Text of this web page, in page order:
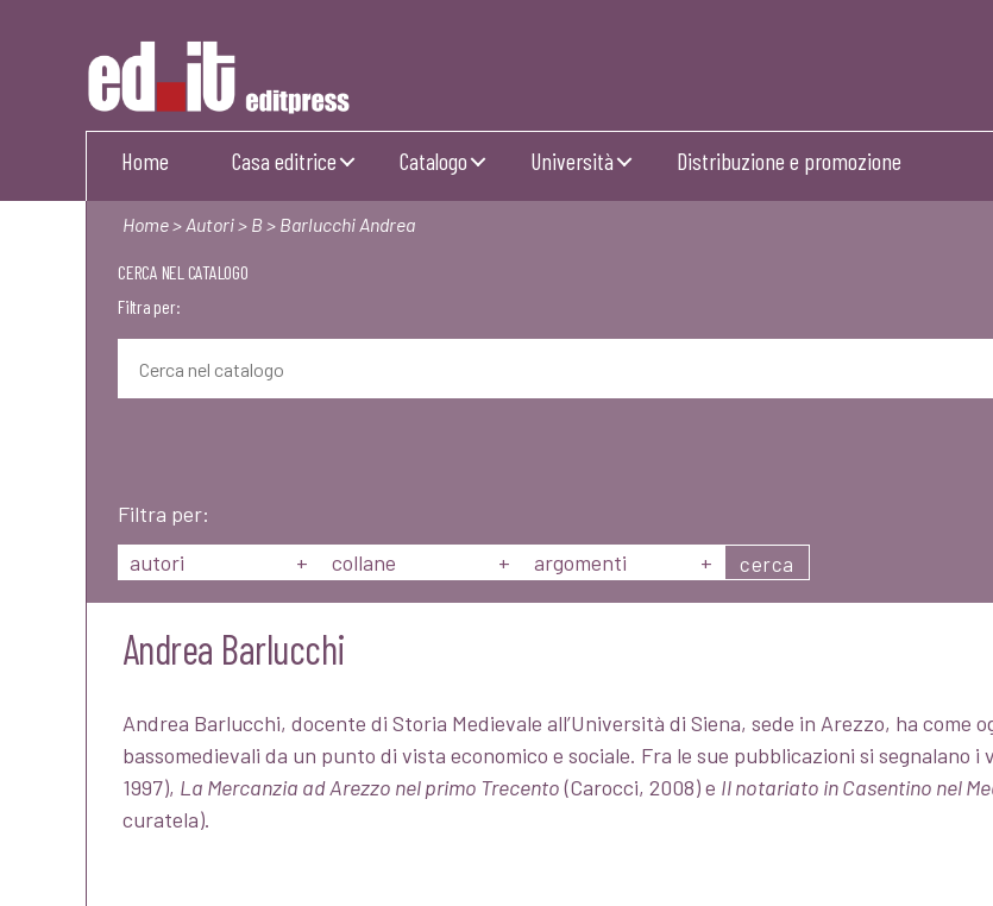
Editpress
Home Casa editrice Catalogo Università Distribuzione e promozione
Home> Autori> B> Barlucchi Andrea
CERCA NEL CATALOGO
Filtra per:
Filtra per:
autori
+ collane + argomenti + cerca
Andrea Barlucchi
Andrea Barlucchi, docente di Storia Medievale all’Università di Siena, sede in Arezzo, ha come
bassomedievali da un punto di vista economico e sociale. Fra le sue pubblicazioni si segnalano i
1997), La Mercanzia ad Arezzo nel primo Trecento(Carocci, 2008) e Il notariato in Casentino nel
curatela).